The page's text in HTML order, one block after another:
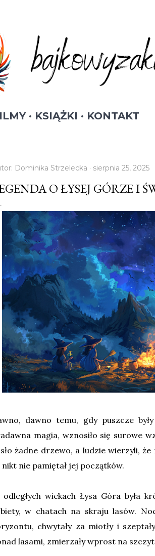
KSIĄŻKI KONTAKT
Dominika Strzelecka sierpnia 25, 2025
O ŁYSEJ GÓRZE I
dawno temu, gdy puszcze
magia, wznosiło się surowe
żadne drzewo, a ludzie wierzyli,
nikt nie pamiętał jej początków.
odległych wiekach Łysa Góra była
w chatach na skraju lasów.
chwytały za miotły i
lasami, zmierzały wprost na